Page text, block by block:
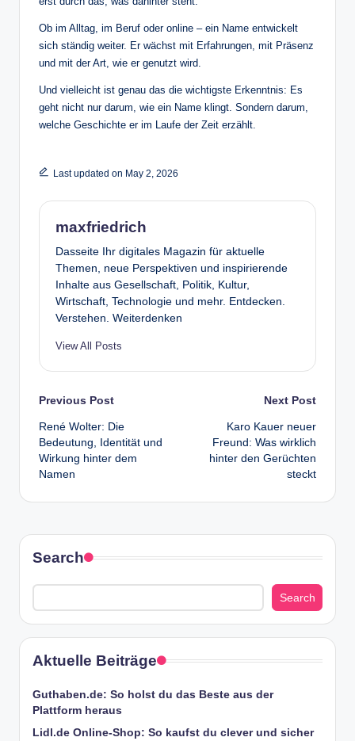
Ob im Alltag, im Beruf oder online – ein Name entwickelt
sich ständig weiter. Er wächst mit Erfahrungen, mit Präsenz
und mit der Art, wie er genutzt wird.
Und vielleicht ist genau das die wichtigste Erkenntnis: Es
geht nicht nur darum, wie ein Name klingt. Sondern darum,
welche Geschichte er im Laufe der Zeit erzählt.
Last updated on May 2, 2026
maxfriedrich
Dasseite Ihr digitales Magazin für aktuelle
Themen, neue Perspektiven und inspirierende
Inhalte aus Gesellschaft, Politik, Kultur,
Wirtschaft, Technologie und mehr. Entdecken.
Verstehen. Weiterdenken
View All Posts
Post
navigation
Previous Post
René Wolter: Die
Bedeutung, Identität und
Wirkung hinter dem
Namen
Next Post
Karo Kauer neuer
Freund: Was wirklich
hinter den Gerüchten
steckt
Search
Search
Aktuelle Beiträge
Guthaben.de: So holst du das Beste aus der
Plattform heraus
Lidl.de Online-Shop: So kaufst du clever und sicher